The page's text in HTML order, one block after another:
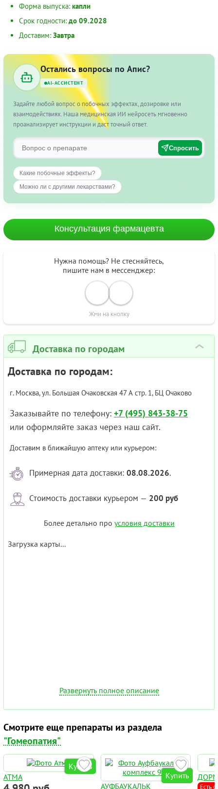
Форма выпуска: капли
Срок годности: до 09.2028
Доставим: Завтра
Остались вопросы по Апис?
AI-АССИСТЕНТ
Задайте любой вопрос о побочных эффектах, дозировке или
взаимодействиях. Наша медицинская ИИ нейросеть мгновенно
проанализирует инструкции и даст точный ответ.
Спросить
Какие побочные эффекты?
Можно ли с другими лекарствами?
Консультация фармацевта
Нужна помощь? Не стесняйтесь,
пишите нам в мессенджер:
Жми на кнопку
Доставка по городам ›
Доставка по городам:
г. Москва, ул. Большая Очаковская 47 А стр. 1, БЦ Очаково
Заказывайте по телефону: +7 (495) 843-38-75
или оформляйте заказ через наш сайт.
Доставим в ближайшую аптеку или курьером:
Примерная дата доставки: 08.08.2026.
Стоимость доставки курьером — 200 руб
Более детально про условия доставки
Загрузка карты...
Развернуть полное описание
Смотрите еще препараты из раздела
"Гомеопатия"
Купить
АТМА
Купить
АУФБАУКАЛЬК
Есть